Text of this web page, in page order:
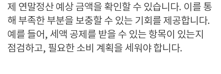
제 연말정산 예상 금액을 확인할 수 있습니다. 이를 통
해 부족한 부분을 보충할 수 있는 기회를 제공합니다.
예를 들어, 세액 공제를 받을 수 있는 항목이 있는지
점검하고, 필요한 소비 계획을 세워야 합니다.